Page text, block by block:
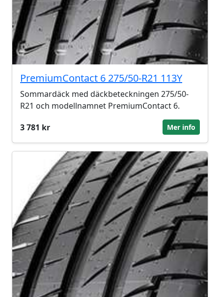
PremiumContact 6 275/50-R21 113Y
Sommardäck med däckbeteckningen 275/50-
R21 och modellnamnet PremiumContact 6.
3 781 kr
Mer info